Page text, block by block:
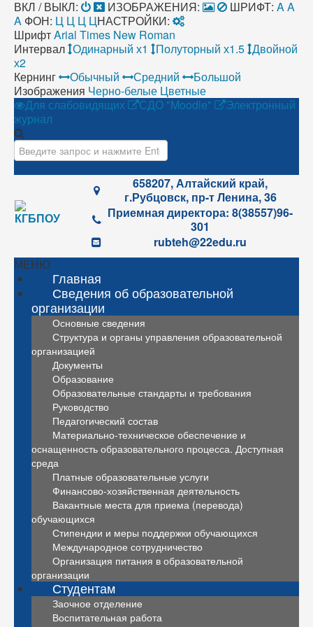
ВКЛ / ВЫКЛ: ИЗОБРАЖЕНИЯ: ШРИФТ: AA
A ФОН: Ц Ц Ц ЦНАСТРОЙКИ:
ШрифтArial Times New Roman
Интервал Одинарный х1 Полуторный х1.5 Двойной
х2
Кернинг
Обычный Средний
Большой
Изображения Черно-белые Цветные
Для слабовидящих
СДО "Moodle"
Электронный
журнал
Искать...
658207, Алтайский край,
г.Рубцовск, пр-т Ленина, 36
Приемная директора: 8(38557)96-
301
rubteh@22edu.ru
МЕНЮ
Главная
Сведения об образовательной
организации
Основные сведения
Структура и органы управления образовательной
организацией
Документы
Образование
Образовательные стандарты и требования
Руководство
Педагогический состав
Материально-техническое обеспечение и
оснащенность образовательного процесса. Доступная
среда
Платные образовательные услуги
Финансово-хозяйственная деятельность
Вакантные места для приема (перевода)
обучающихся
Стипендии и меры поддержки обучающихся
Международное сотрудничество
Организация питания в образовательной
организации
Студентам
Заочное отделение
Воспитательная работа